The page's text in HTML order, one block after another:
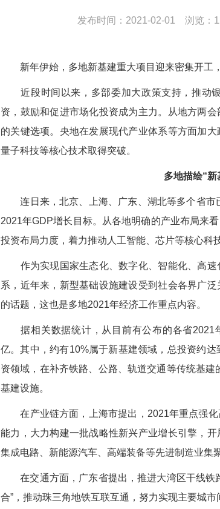
发布时间：2021-02-01 浏览：
新年伊始，多地新基建重大项目迎来密集开工，
近段时间以来，多部委加大政策支持，推动银
资，鼓励和促进市场化投资成为主力。从地方两
的关键选项。央地在发展现代产业体系等方面加
量子科技等核心技术取得突破。
多地描绘“新
连日来，北京、上海、广东、湖北等多个省市
2021年GDP增长目标。从各地明确的产业布局来
投资布局力度，着力推动人工智能、芯片等核心科
作为实现国家生态化、数字化、智能化、高速
系，近年来，新型基础设施建设受到社会各界广
的话题，这也是多地2021年经济工作重点内容。
据相关数据统计，从目前有公布的各省2021
亿。其中，约有10%属于新基建领域，总投资约
资领域，在补齐铁路、公路、轨道交通等传统基
基建设施。
在产业链方面，上海市提出，2021年重点强化
能力，大力构建一批战略性新兴产业增长引擎，
集成电路、新能源汽车、高端装备等先进制造业集
在交通方面，广东省提出，推进大湾区干线铁
合”，推动珠三角地铁互联互通，努力实现主要城市